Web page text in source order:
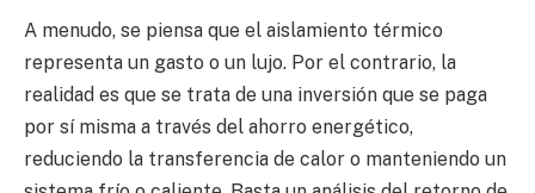
A menudo, se piensa que el aislamiento térmico
representa un gasto o un lujo. Por el contrario, la
realidad es que se trata de una inversión que se paga
por sí misma a través del ahorro energético,
reduciendo la transferencia de calor o manteniendo un